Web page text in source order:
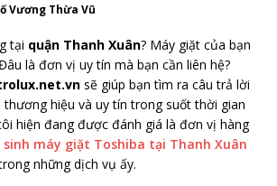
Vương Thừa Vũ
tại quận Thanh Xuân? Máy giặt của bạn
là đơn vị uy tín mà bạn cần liên hệ?
sẽ giúp bạn tìm ra câu trả lời
thương hiệu và uy tín trong suốt thời gian
hiện đang được đánh giá là đơn vị hàng
sinh máy giặt Toshiba tại Thanh Xuân
những dịch vụ ấy.